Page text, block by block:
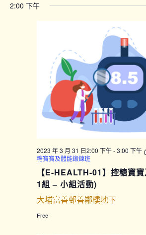
2:00 下午
2023 年 3 月 31 日2:00 下午-3:00 下午
糖寶寶及體能鍛鍊班
【E-HEALTH-01】控糖寶
1組 – 小組活動)
大埔富善邨善鄰樓地下
Free